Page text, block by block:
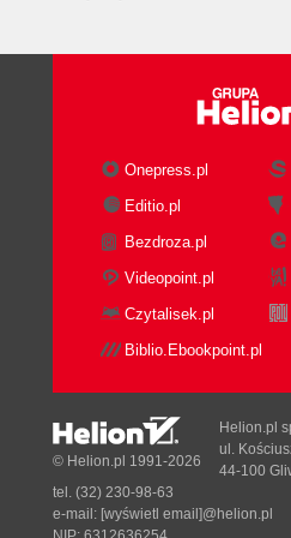
Poeta nieskończoności
1. Gdzie mieszkają duchy?
3. Na mocy konwencji
Rozdział 12
Droga do palpitacji serca i
1. Fizyka i czasoprzestrzeń
2. Profesor i jego student
4. Fizyka grawitacji
6. Postawić na dobrego
Rozdział 13
Od Euklidesa do Einsteina
1. Ku rozwiązaniu
2. Zinterpretowana geometria
Onepress.pl
Editio.pl
Bezdroza.pl
Videopoint.pl
Czytalisek.pl
Biblio.Ebookpoint.pl
© Helion.pl 1991-2026
Helion.pl
ul.
44-100
tel. (32) 230-98-63
e-mail: [wyświetl email]@helion.pl